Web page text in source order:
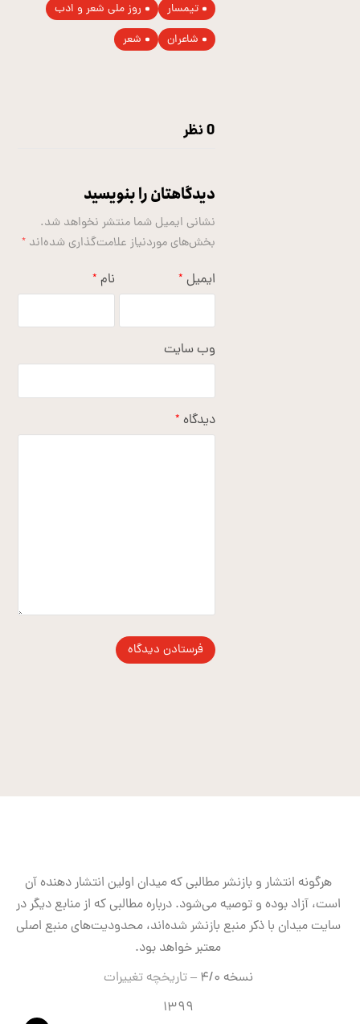
تیمسار
روز ملی شعر و ادب
شاعران
شعر
0 نظر
دیدگاهتان را بنویسید
نشانی ایمیل شما منتشر نخواهد شد.
بخش‌های موردنیاز علامت‌گذاری شده‌اند*
نام * ایمیل *
وب‌ سایت
دیدگاه *
هرگونه انتشار و بازنشر مطالبی که میدان اولین انتشار دهنده آن
است، آزاد بوده و توصیه می‌شود. درباره مطالبی که از منابع دیگر در
سایت میدان با ذکر منبع بازنشر شده‌اند، محدودیت‌های منبع اصلی
معتبر خواهد بود.
نسخه ۴/۰ –
تاریخچه تغییرات
۱۳۹۹